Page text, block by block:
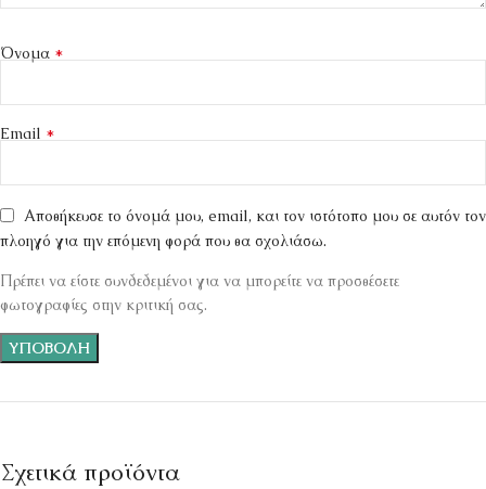
Όνομα *
Email *
Αποθήκευσε το όνομά μου, email, και τον ιστότοπο μου σε αυτόν τον
πλοηγό για την επόμενη φορά που θα σχολιάσω.
Πρέπει να είστε συνδεδεμένοι για να μπορείτε να προσθέσετε
φωτογραφίες στην κριτική σας.
Σχετικά προϊόντα